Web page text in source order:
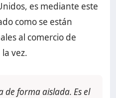
es mediante este
como se están
al comercio de
vez.
de forma aislada. Es el